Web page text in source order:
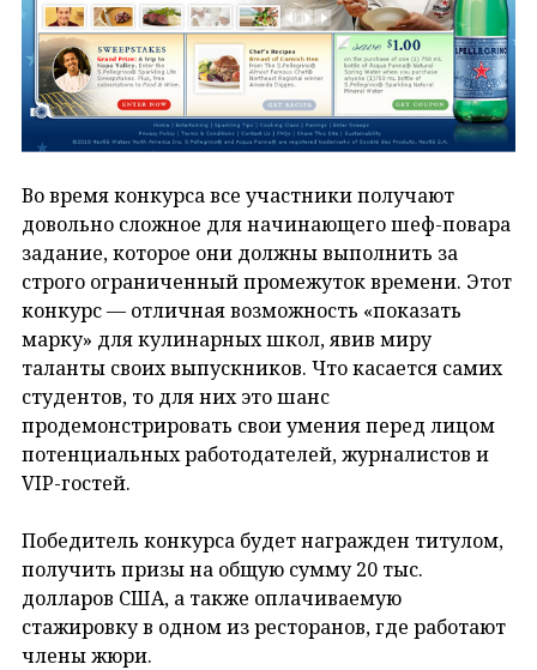
Во время конкурса все участники получают
довольно сложное для начинающего шеф-повара
задание, которое они должны выполнить за
строго ограниченный промежуток времени. Этот
конкурс — отличная возможность «показать
марку» для кулинарных школ, явив миру
таланты своих выпускников. Что касается самих
студентов, то для них это шанс
продемонстрировать свои умения перед лицом
потенциальных работодателей, журналистов и
VIP-гостей.
Победитель конкурса будет награжден титулом,
получить призы на общую сумму 20 тыс.
долларов США, а также оплачиваемую
стажировку в одном из ресторанов, где работают
члены жюри.